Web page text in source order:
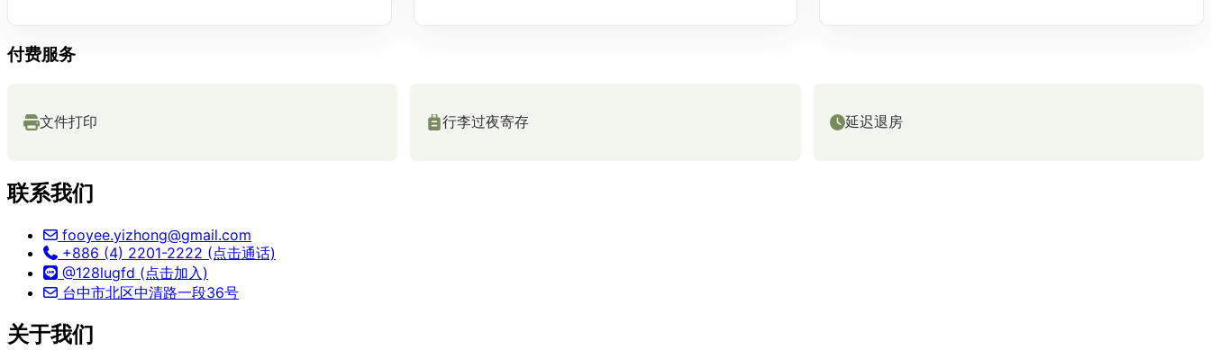
付费服务
文件打印 行李过夜寄存 延迟退房
联系我们
fooyee.yizhong@gmail.com
+886 (4) 2201-2222 (点击通话)
@128lugfd (点击加入)
台中市北区中清路一段36号
关于我们